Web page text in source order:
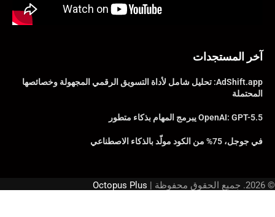
آخر المستجدات
AdShift.app: تحليل شامل لأداة التسويق الرقمي المجهولة وخصائصها
المحتملة
OpenAI: GPT-5.5 يبرمج المهام بذكاء متطور
في جوجل، 75% من الكود مولّد بالذكاء الاصطناعي
© 2026. جميع الحقوق محفوظة | Octopus Plus